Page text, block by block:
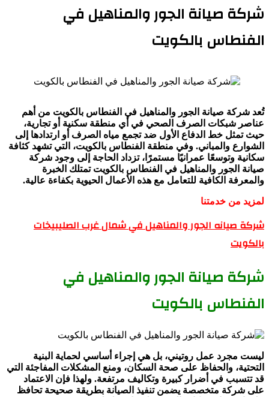
شركة صيانة الجور والمناهيل في
الفنطاس بالكويت
تُعد شركة صيانة الجور والمناهيل في الفنطاس بالكويت من أهم
عناصر شبكات الصرف الصحي في أي منطقة سكنية أو تجارية،
حيث تمثل خط الدفاع الأول ضد تجمع مياه الصرف أو ارتدادها إلى
الشوارع والمباني. وفي منطقة الفنطاس بالكويت، التي تشهد كثافة
سكانية وتوسعًا عمرانيًا مستمرًا، تزداد الحاجة إلى وجود شركة
صيانة الجور والمناهيل في الفنطاس بالكويت تمتلك الخبرة
والمعرفة الكافية للتعامل مع هذه الأعمال الحيوية بكفاءة عالية.
لمزيد من خدمتنا
شركة صيانه الجور والمناهيل في شمال غرب الصليبيخات
بالكويت
شركة صيانة الجور والمناهيل في
الفنطاس بالكويت
ليست مجرد عمل روتيني، بل هي إجراء أساسي لحماية البنية
التحتية، والحفاظ على صحة السكان، ومنع المشكلات المفاجئة التي
قد تتسبب في أضرار كبيرة وتكاليف مرتفعة. ولهذا فإن الاعتماد
على شركة متخصصة يضمن تنفيذ الصيانة بطريقة صحيحة تحافظ